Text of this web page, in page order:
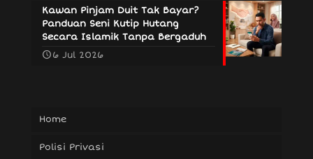
Kawan Pinjam Duit Tak Bayar?
Panduan Seni Kutip Hutang
Secara Islamik Tanpa Bergaduh
6 Jul 2026
Home
Polisi Privasi